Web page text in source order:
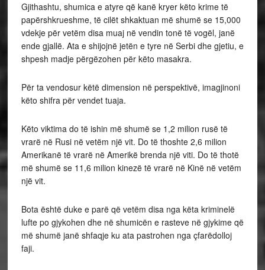
Gjithashtu, shumica e atyre që kanë kryer këto krime të
papërshkrueshme, të cilët shkaktuan më shumë se 15,000
vdekje për vetëm disa muaj në vendin tonë të vogël, janë
ende gjallë. Ata e shijojnë jetën e tyre në Serbi dhe gjetiu, e
shpesh madje përgëzohen për këto masakra.
Për ta vendosur këtë dimension në perspektivë, imagjinoni
këto shifra për vendet tuaja.
Këto viktima do të ishin më shumë se 1,2 milion rusë të
vrarë në Rusi në vetëm një vit. Do të thoshte 2,6 milion
Amerikanë të vrarë në Amerikë brenda një viti. Do të thotë
më shumë se 11,6 milion kinezë të vrarë në Kinë në vetëm
një vit.
Bota është duke e parë që vetëm disa nga këta kriminelë
lufte po gjykohen dhe në shumicën e rasteve në gjykime që
më shumë janë shfaqje ku ata pastrohen nga çfarëdolloj
faji.